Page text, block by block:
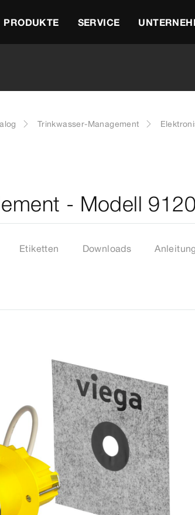
PRODUKTE SERVICE
Trinkwasser-Management
- Modell
Etiketten Downloads